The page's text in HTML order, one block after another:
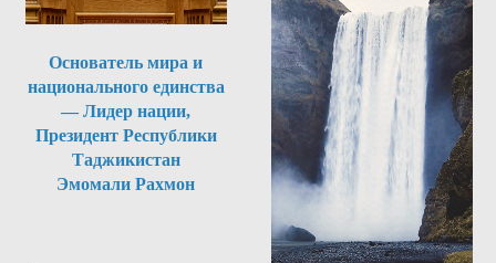
Основатель мира и
национального единства
— Лидер нации,
Президент Республики
Таджикистан
Эмомали Рахмон